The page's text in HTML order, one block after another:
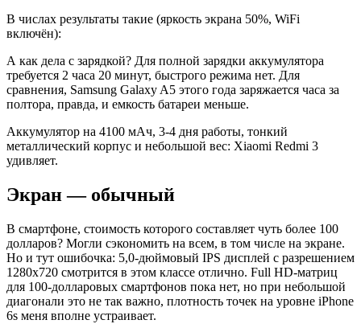
В числах результаты такие (яркость экрана 50%, WiFi
включён):
А как дела с зарядкой? Для полной зарядки аккумулятора
требуется 2 часа 20 минут, быстрого режима нет. Для
сравнения, Samsung Galaxy A5 этого года заряжается часа за
полтора, правда, и емкость батареи меньше.
Аккумулятор на 4100 мАч, 3-4 дня работы, тонкий
металлический корпус и небольшой вес: Xiaomi Redmi 3
удивляет.
Экран — обычный
В смартфоне, стоимость которого составляет чуть более 100
долларов? Могли сэкономить на всем, в том числе на экране.
Но и тут ошибочка: 5,0-дюймовый IPS дисплей с разрешением
1280х720 смотрится в этом классе отлично. Full HD-матриц
для 100-долларовых смартфонов пока нет, но при небольшой
диагонали это не так важно, плотность точек на уровне iPhone
6s меня вполне устраивает.